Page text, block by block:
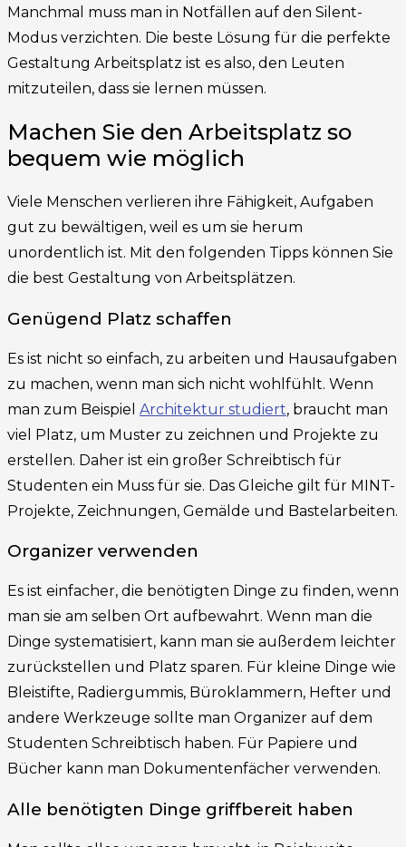
Manchmal muss man in Notfällen auf den Silent-
Modus verzichten. Die beste Lösung für die perfekte
Gestaltung Arbeitsplatz ist es also, den Leuten
mitzuteilen, dass sie lernen müssen.
Machen Sie den Arbeitsplatz so
bequem wie möglich
Viele Menschen verlieren ihre Fähigkeit, Aufgaben
gut zu bewältigen, weil es um sie herum
unordentlich ist. Mit den folgenden Tipps können Sie
die best Gestaltung von Arbeitsplätzen.
Genügend Platz schaffen
Es ist nicht so einfach, zu arbeiten und Hausaufgaben
zu machen, wenn man sich nicht wohlfühlt. Wenn
man zum Beispiel Architektur studiert, braucht man
viel Platz, um Muster zu zeichnen und Projekte zu
erstellen. Daher ist ein großer Schreibtisch für
Studenten ein Muss für sie. Das Gleiche gilt für MINT-
Projekte, Zeichnungen, Gemälde und Bastelarbeiten.
Organizer verwenden
Es ist einfacher, die benötigten Dinge zu finden, wenn
man sie am selben Ort aufbewahrt. Wenn man die
Dinge systematisiert, kann man sie außerdem leichter
zurückstellen und Platz sparen. Für kleine Dinge wie
Bleistifte, Radiergummis, Büroklammern, Hefter und
andere Werkzeuge sollte man Organizer auf dem
Studenten Schreibtisch haben. Für Papiere und
Bücher kann man Dokumentenfächer verwenden.
Alle benötigten Dinge griffbereit haben